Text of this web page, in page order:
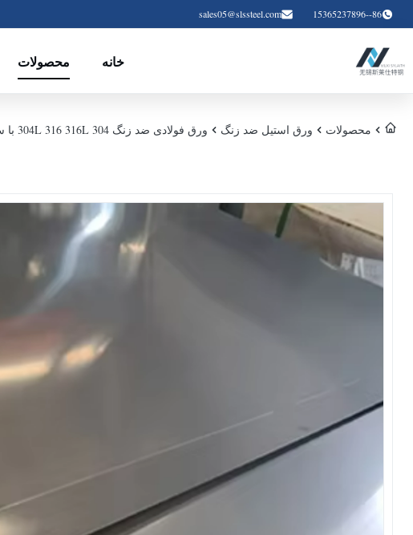
86--15365237896
sales05@slssteel.com
خانه محصولات
محصولات ورق استیل ضد زنگ ورق فولادی ضد زنگ 304 304L 316 316L با سطح BA برای ساخت و ساز صنعتی و ساخت